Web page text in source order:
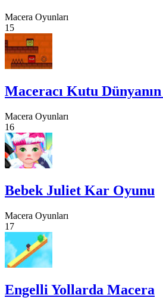
Macera Oyunları
15
Maceracı Kutu
Macera Oyunları
16
Bebek Juliet Kar Oyunu
Macera Oyunları
17
Engelli Yollarda Macera